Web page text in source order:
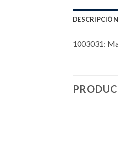
DESCRIPCIÓN
1003031: